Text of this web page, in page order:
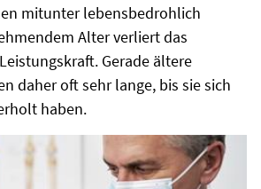
mitunter lebensbedrohlich
Alter verliert das
Gerade ältere
daher oft sehr lange, bis sie sich
haben.